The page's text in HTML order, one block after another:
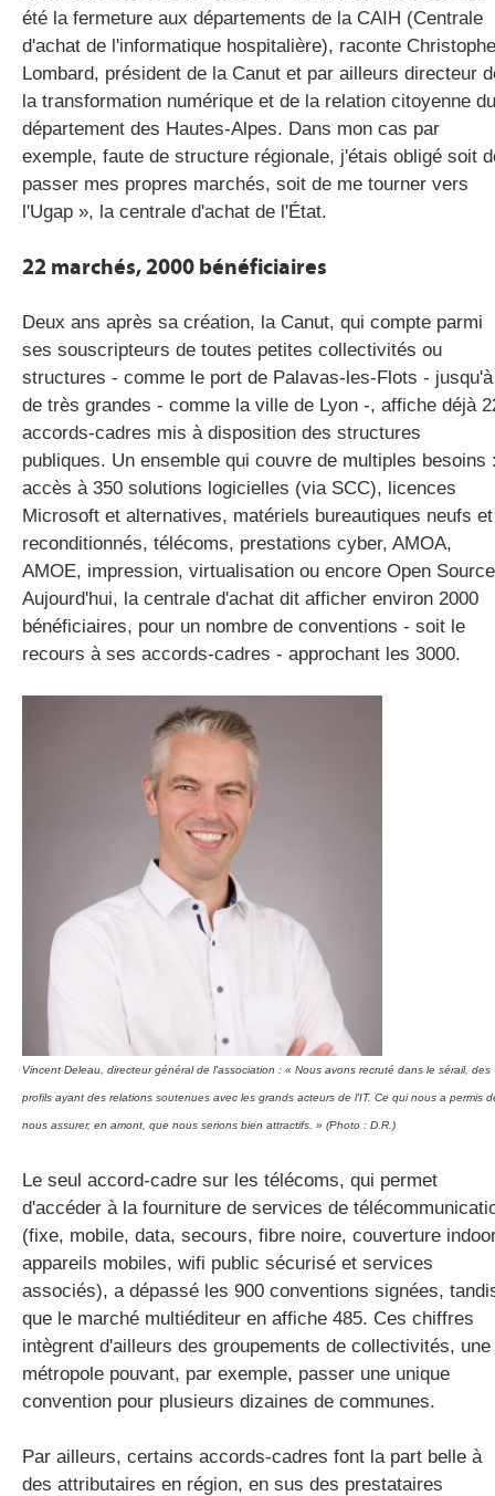
été la fermeture aux départements de la CAIH (Centrale
d'achat de l'informatique hospitalière), raconte Christophe
Lombard, président de la Canut et par ailleurs directeur
la transformation numérique et de la relation citoyenne du
département des Hautes-Alpes. Dans mon cas par
exemple, faute de structure régionale, j'étais obligé soit
passer mes propres marchés, soit de me tourner vers
l'Ugap », la centrale d'achat de l'État.
22 marchés, 2000 bénéficiaires
Deux ans après sa création, la Canut, qui compte parmi
ses souscripteurs de toutes petites collectivités ou
structures - comme le port de Palavas-les-Flots - jusqu'à
de très grandes - comme la ville de Lyon -, affiche déjà
accords-cadres mis à disposition des structures
publiques. Un ensemble qui couvre de multiples besoins
accès à 350 solutions logicielles (via SCC), licences
Microsoft et alternatives, matériels bureautiques neufs et
reconditionnés, télécoms, prestations cyber, AMOA,
AMOE, impression, virtualisation ou encore Open
Aujourd'hui, la centrale d'achat dit afficher environ 2000
bénéficiaires, pour un nombre de conventions - soit le
recours à ses accords-cadres - approchant les 3000.
Vincent Deleau, directeur général de l'association : « Nous avons recruté dans le sérail, des
profils ayant des relations soutenues avec les grands acteurs de l'IT. Ce qui nous a permis
nous assurer, en amont, que nous serions bien attractifs. » (Photo : D.R.)
Le seul accord-cadre sur les télécoms, qui permet
d'accéder à la fourniture de services de
(fixe, mobile, data, secours, fibre noire, couverture
appareils mobiles, wifi public sécurisé et services
associés), a dépassé les 900 conventions signées,
que le marché multiéditeur en affiche 485. Ces chiffres
intègrent d'ailleurs des groupements de collectivités, une
métropole pouvant, par exemple, passer une unique
convention pour plusieurs dizaines de communes.
Par ailleurs, certains accords-cadres font la part belle à
des attributaires en région, en sus des prestataires